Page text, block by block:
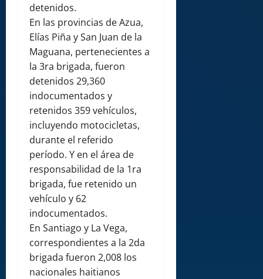
detenidos.
En las provincias de Azua,
Elías Piña y San Juan de la
Maguana, pertenecientes a
la 3ra brigada, fueron
detenidos 29,360
indocumentados y
retenidos 359 vehículos,
incluyendo motocicletas,
durante el referido
período. Y en el área de
responsabilidad de la 1ra
brigada, fue retenido un
vehículo y 62
indocumentados.
En Santiago y La Vega,
correspondientes a la 2da
brigada fueron 2,008 los
nacionales haitianos